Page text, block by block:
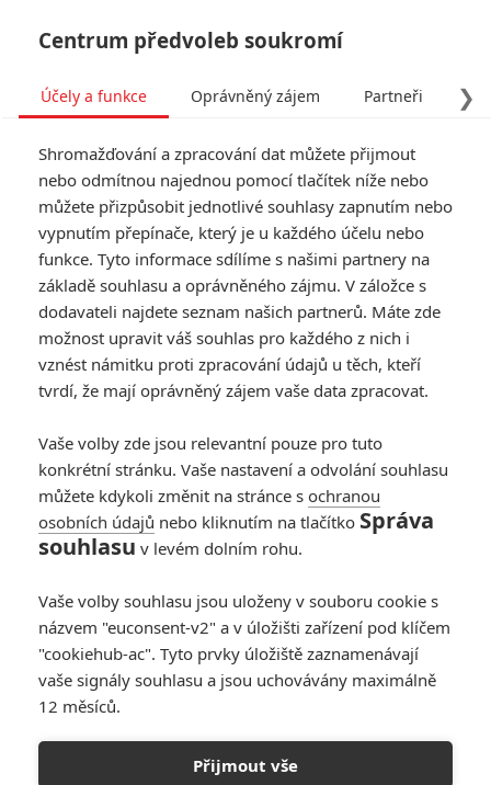
Tag: Telma Hopkins
ČLÁNKY FILMY(0) OSOBY(0) VIDEA (0)
Matrix 4: Název
odhalen, známe
podrobnosti
RECENZE FILMŮ
10
Schnirch nebarví hnus českých dějin
narůžovo
Centrum předvoleb soukromí
❯
Účely a funkce Oprávněný zájem Partneři
Shromažďování a zpracování dat můžete přijmout
nebo odmítnou najednou pomocí tlačítek níže nebo
můžete přizpůsobit jednotlivé souhlasy zapnutím nebo
vypnutím přepínače, který je u každého účelu nebo
funkce. Tyto informace sdílíme s našimi partnery na
základě souhlasu a oprávněného zájmu. V záložce s
dodavateli najdete seznam našich partnerů. Máte zde
možnost upravit váš souhlas pro každého z nich i
vznést námitku proti zpracování údajů u těch, kteří
tvrdí, že mají oprávněný zájem vaše data zpracovat.
Vaše volby zde jsou relevantní pouze pro tuto
konkrétní stránku. Vaše nastavení a odvolání souhlasu
můžete kdykoli změnit na stránce s ochranou
osobních údajů nebo kliknutím na tlačítko Správa
souhlasu v levém dolním rohu.
Vaše volby souhlasu jsou uloženy v souboru cookie s
názvem "euconsent-v2" a v úložišti zařízení pod klíčem
"cookiehub-ac". Tyto prvky úložiště zaznamenávají
vaše signály souhlasu a jsou uchovávány maximálně
12 měsíců.
Přijmout vše